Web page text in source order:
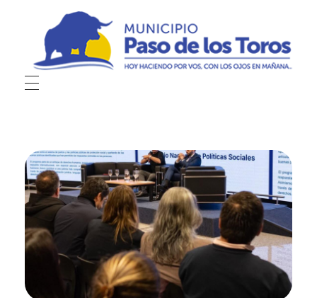
Municipio de Paso de los Toros
Hoy haciendo para vos, con los ojos en mañana